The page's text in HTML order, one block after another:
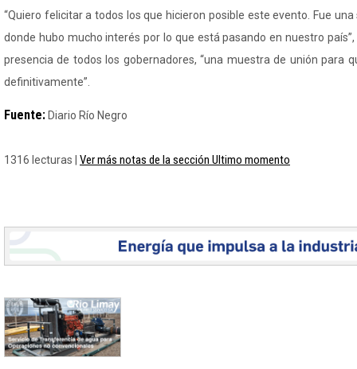
“Quiero felicitar a todos los que hicieron posible este evento. Fue
donde hubo mucho interés por lo que está pasando en nuestro
presencia de todos los gobernadores, “una muestra de unión para
definitivamente”.
Fuente: Diario Río Negro
1316 lecturas | Ver más notas de la sección Ultimo momento